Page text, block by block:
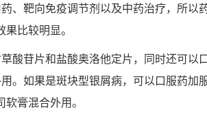
、靶向免疫调节剂以及中药治疗，所以
比较明显。
酸苷片和盐酸奥洛他定片，同时还可以
。如果是斑块型银屑病，可以口服药加
膏混合外用。